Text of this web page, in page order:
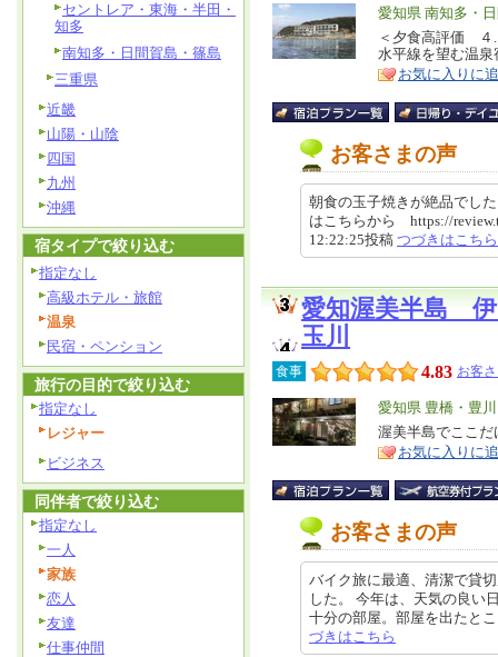
エ
リ
ア
愛知県 南知多・
特
徴
＜夕食高評価 ４.
水平線を望む温泉
お気に入りに
お客さまの声
朝食の玉子焼きが絶品でし
はこちらから https://
12:22:25投稿 つづきはこちら
愛知渥美半島
玉川
食事 4.83 お客
エ
リ
ア
愛知県 豊橋・豊
特
徴
渥美半島でここ
お気に入りに
お客さまの声
バイク旅に最適、清潔で貸
した。 今年は、天気の良い
十分の部屋。部屋を出たと
づきはこちら
セントレア・東海・半田・
知多
南知多・日間賀島・篠島
三重県
近畿
山陽・山陰
四国
九州
沖縄
宿タイプで絞り込む
指定なし
高級ホテル・旅館
温泉
民宿・ペンション
旅行の目的で絞り込む
指定なし
レジャー
ビジネス
同伴者で絞り込む
指定なし
一人
家族
恋人
友達
仕事仲間